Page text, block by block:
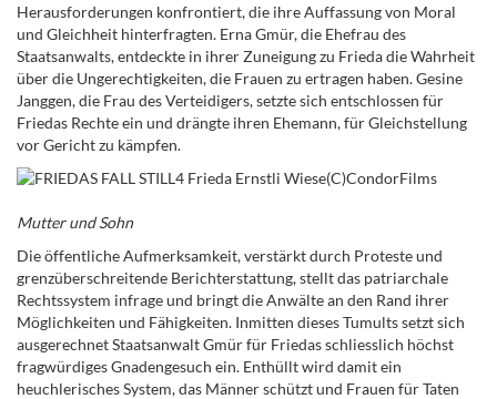
Herausforderungen konfrontiert, die ihre Auffassung von Moral
und Gleichheit hinterfragten. Erna Gmür, die Ehefrau des
Staatsanwalts, entdeckte in ihrer Zuneigung zu Frieda die Wahrheit
über die Ungerechtigkeiten, die Frauen zu ertragen haben. Gesine
Janggen, die Frau des Verteidigers, setzte sich entschlossen für
Friedas Rechte ein und drängte ihren Ehemann, für Gleichstellung
vor Gericht zu kämpfen.
Mutter und Sohn
Die öffentliche Aufmerksamkeit, verstärkt durch Proteste und
grenzüberschreitende Berichterstattung, stellt das patriarchale
Rechtssystem infrage und bringt die Anwälte an den Rand ihrer
Möglichkeiten und Fähigkeiten. Inmitten dieses Tumults setzt sich
ausgerechnet Staatsanwalt Gmür für Friedas schliesslich höchst
fragwürdiges Gnadengesuch ein. Enthüllt wird damit ein
heuchlerisches System, das Männer schützt und Frauen für Taten